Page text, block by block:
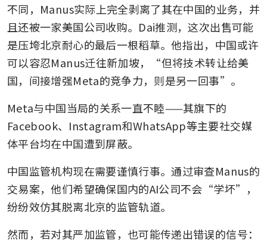
不同，Manus实际上完全剥离了其在中国的业务，并
且还被一家美国公司收购。Dai推测，这次出售可能
是压垮北京耐心的最后一根稻草。他指出，中国或许
可以容忍Manus迁往新加坡，“但将技术转让给美
国，间接增强Meta的竞争力，则是另一回事”。
Meta与中国当局的关系一直不睦——其旗下的
Facebook、Instagram和WhatsApp等主要社交媒
体平台均在中国遭到屏蔽。
中国监管机构现在需要谨慎行事。通过审查Manus的
交易案，他们希望确保国内的AI公司不会“学坏”，
纷纷效仿其脱离北京的监管轨道。
然而，若对其严加监管，也可能传递出错误的信号：